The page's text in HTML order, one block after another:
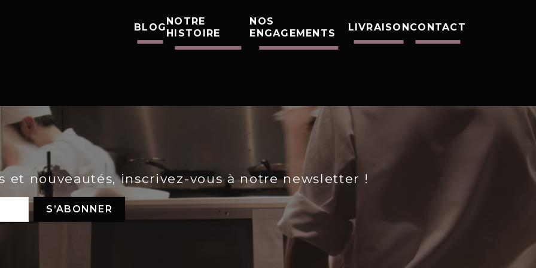
BLOG
NOTRE
HISTOIRE
NOS
ENGAGEMENTS
LIVRAISONCONTACT
et nouveautés, inscrivez-vous à notre newsletter !